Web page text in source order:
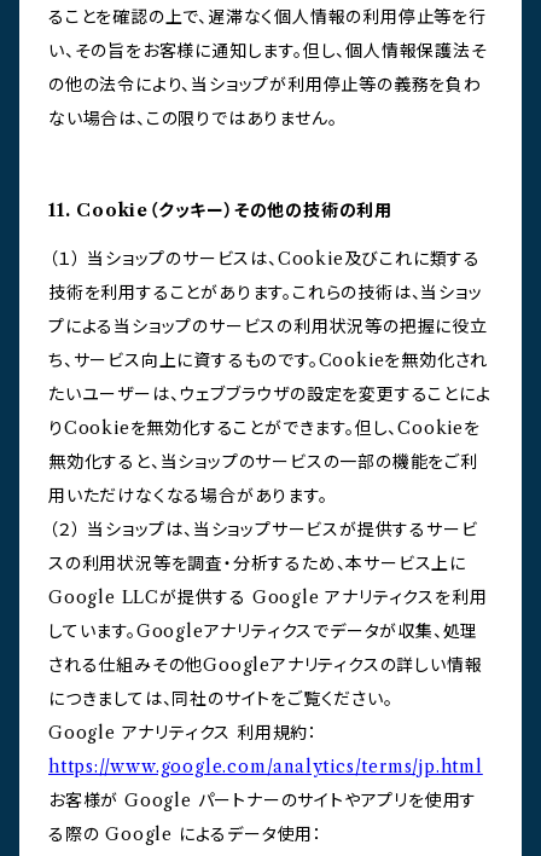
ることを確認の上で、遅滞なく個人情報の利用停止等を行
い、その旨をお客様に通知します。但し、個人情報保護法そ
の他の法令により、当ショップが利用停止等の義務を負わ
ない場合は、この限りではありません。
11. Cookie（クッキー）その他の技術の利用
（１） 当ショップのサービスは、Cookie及びこれに類する
技術を利用することがあります。これらの技術は、当ショッ
プによる当ショップのサービスの利用状況等の把握に役立
ち、サービス向上に資するものです。Cookieを無効化され
たいユーザーは、ウェブブラウザの設定を変更することによ
りCookieを無効化することができます。但し、Cookieを
無効化すると、当ショップのサービスの一部の機能をご利
用いただけなくなる場合があります。
（２） 当ショップは、当ショップサービスが提供するサービ
スの利用状況等を調査・分析するため、本サービス上に
Google LLCが提供する Google アナリティクスを利用
しています。Googleアナリティクスでデータが収集、処理
される仕組みその他Googleアナリティクスの詳しい情報
につきましては、同社のサイトをご覧ください。
Google アナリティクス 利用規約：
https://www.google.com/analytics/terms/jp.html
お客様が Google パートナーのサイトやアプリを使用す
る際の Google によるデータ使用：